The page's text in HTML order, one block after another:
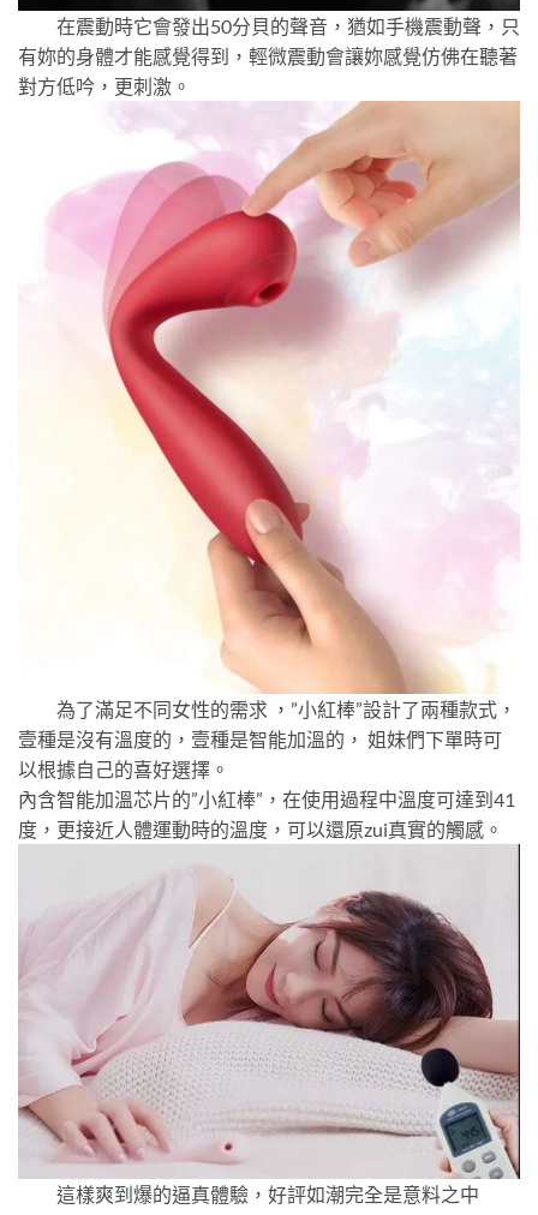
在震動時它會發出50分貝的聲音，猶如手機震動聲，只
有妳的身體才能感覺得到，輕微震動會讓妳感覺仿佛在聽著
對方低吟，更刺激。
為了滿足不同女性的需求 ，”小紅棒”設計了兩種款式，
壹種是沒有溫度的，壹種是智能加溫的， 姐妹們下單時可
以根據自己的喜好選擇。
內含智能加溫芯片的”小紅棒”，在使用過程中溫度可達到41
度，更接近人體運動時的溫度，可以還原zui真實的觸感。
這樣爽到爆的逼真體驗，好評如潮完全是意料之中